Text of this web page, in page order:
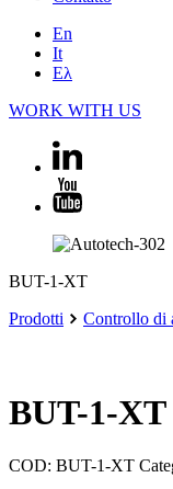
En
It
Ελ
WORK WITH US
BUT-1-XT
Prodotti
Controllo di
BUT-1-XT
COD: BUT-1-XT